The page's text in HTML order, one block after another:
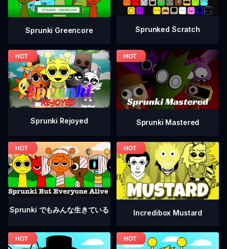
Sprunki Greencore Sprunked Scratch
Sprunki Rejoyed Sprunki Mastered
Sprunki でもみんな生きている Incredibox Mustard